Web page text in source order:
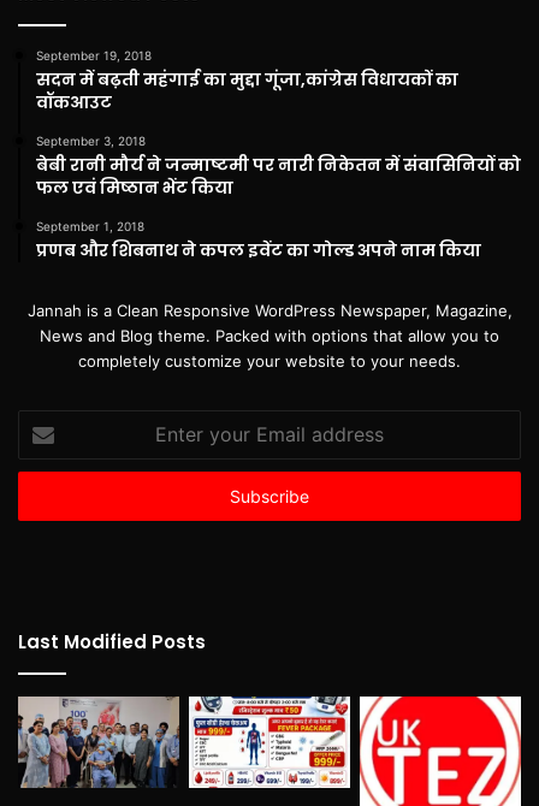
September 19, 2018
सदन में बढ़ती महंगाई का मुद्दा गूंजा,कांग्रेस विधायकों का
वॉकआउट
September 3, 2018
बेबी रानी मौर्य ने जन्माष्टमी पर नारी निकेतन में संवासिनियों को
फल एवं मिष्ठान भेंट किया
September 1, 2018
प्रणब और शिबनाथ ने कपल इवेंट का गोल्ड अपने नाम किया
Jannah is a Clean Responsive WordPress Newspaper, Magazine,
News and Blog theme. Packed with options that allow you to
completely customize your website to your needs.
your
Email
Last Modified Posts